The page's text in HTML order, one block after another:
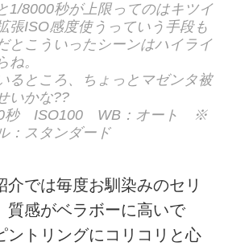
1/8000秒が上限ってのはキツイ
張ISO感度使うっていう手段も
とこういったシーンはハイライ
ね。
るところ、ちょっとマゼンタ被
いかな??
秒 ISO100 WB：オート ※
：スタンダード
介では毎度お馴染みのセリ
質感がベラボーに高いで
ントリングにコリコリと心